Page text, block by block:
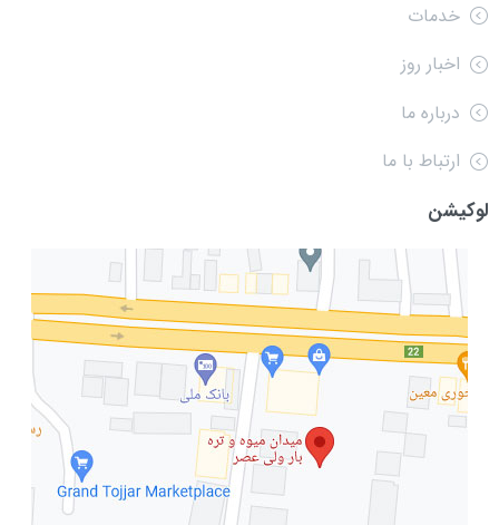
خدمات
اخبار روز
درباره ما
ارتباط با ما
لوکیشن